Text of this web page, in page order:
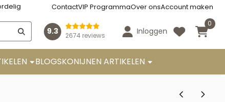
ContactVIP ProgrammaOver onsAccount maken
9.3 2674 reviews Inloggen
0
BLOGSKONIJNEN ARTIKELEN